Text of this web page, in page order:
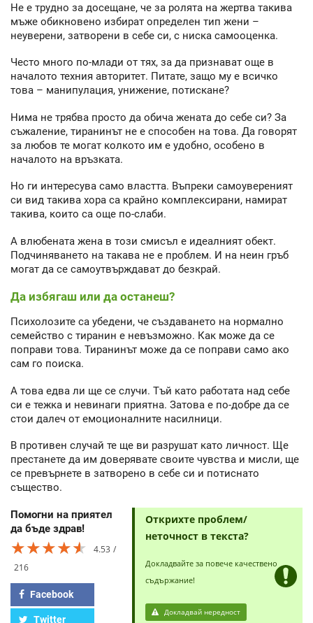
Не е трудно за досещане, че за ролята на жертва такива
мъже обикновено избират определен тип жени –
неуверени, затворени в себе си, с ниска самооценка.
Често много по-млади от тях, за да признават още в
началото техния авторитет. Питате, защо му е всичко
това – манипулация, унижение, потискане?
Нима не трябва просто да обича жената до себе си? За
съжаление, тиранинът не е способен на това. Да говорят
за любов те могат колкото им е удобно, особено в
началото на връзката.
Но ги интересува само властта. Въпреки самоувереният
си вид такива хора са крайно комплексирани, намират
такива, които са още по-слаби.
А влюбената жена в този смисъл е идеалният обект.
Подчиняването на такава не е проблем. И на неин гръб
могат да се самоутвърждават до безкрай.
Да избягаш или да останеш?
Психолозите са убедени, че създаването на нормално
семейство с тиранин е невъзможно. Как може да се
поправи това. Тиранинът може да се поправи само ако
сам го поиска.
А това едва ли ще се случи. Тъй като работата над себе
си е тежка и невинаги приятна. Затова е по-добре да се
стои далеч от емоционалните насилници.
В противен случай те ще ви разрушат като личност. Ще
престанете да им доверявате своите чувства и мисли, ще
се превърнете в затворено в себе си и потиснато
същество.
Помогни на приятел
да бъде здрав!
★★★★★
★★★★★
★★★★★
4.53
216
Facebook
Twitter
Открихте проблем/
неточност в текста?
Докладвайте за повече качествено
съдържание!
Докладвай нередност